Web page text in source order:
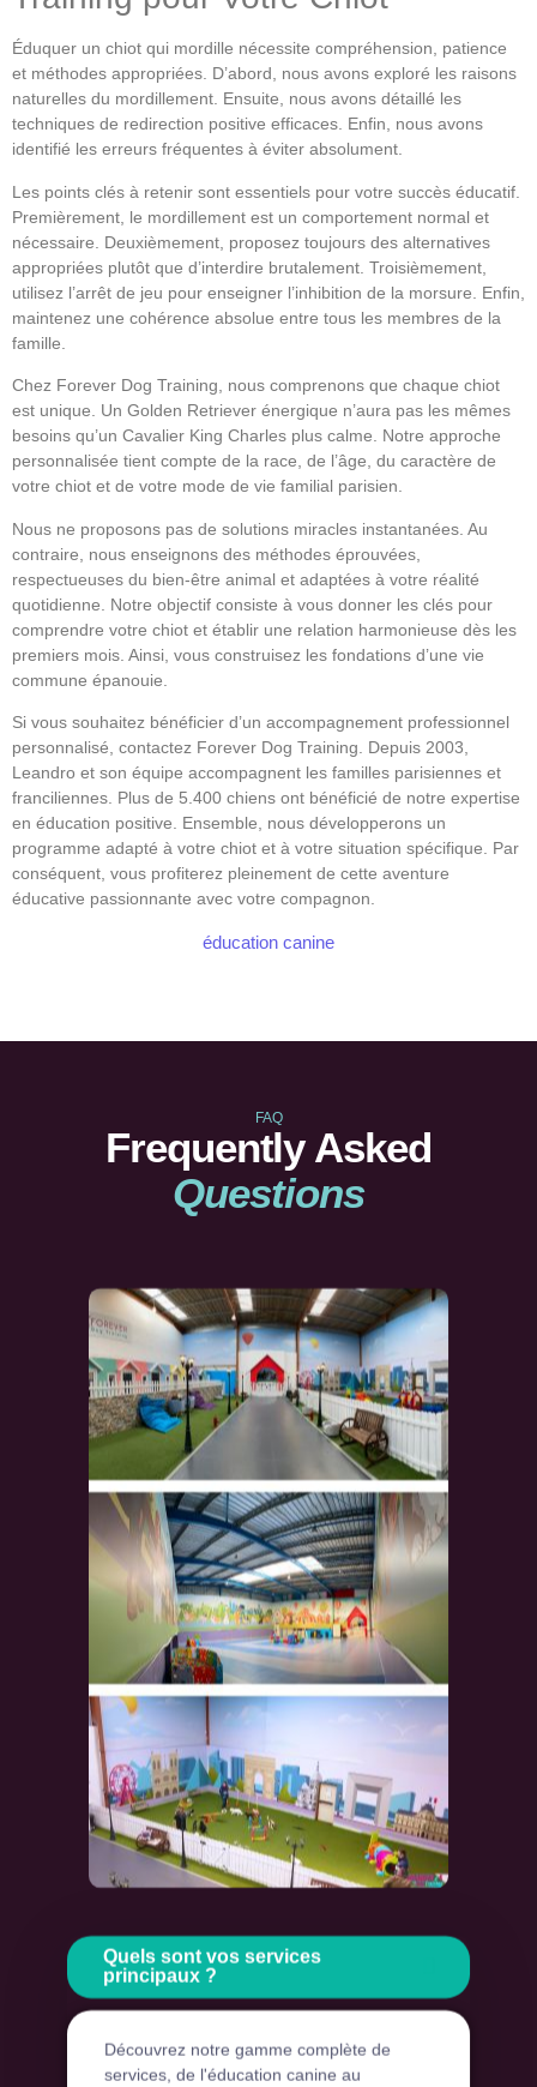
Éduquer un chiot qui mordille nécessite compréhension, patience
et méthodes appropriées. D’abord, nous avons exploré les raisons
naturelles du mordillement. Ensuite, nous avons détaillé les
techniques de redirection positive efficaces. Enfin, nous avons
identifié les erreurs fréquentes à éviter absolument.
Les points clés à retenir sont essentiels pour votre succès éducatif.
Premièrement, le mordillement est un comportement normal et
nécessaire. Deuxièmement, proposez toujours des alternatives
appropriées plutôt que d’interdire brutalement. Troisièmement,
utilisez l’arrêt de jeu pour enseigner l’inhibition de la morsure. Enfin,
maintenez une cohérence absolue entre tous les membres de la
famille.
Chez Forever Dog Training, nous comprenons que chaque chiot
est unique. Un Golden Retriever énergique n’aura pas les mêmes
besoins qu’un Cavalier King Charles plus calme. Notre approche
personnalisée tient compte de la race, de l’âge, du caractère de
votre chiot et de votre mode de vie familial parisien.
Nous ne proposons pas de solutions miracles instantanées. Au
contraire, nous enseignons des méthodes éprouvées,
respectueuses du bien-être animal et adaptées à votre réalité
quotidienne. Notre objectif consiste à vous donner les clés pour
comprendre votre chiot et établir une relation harmonieuse dès les
premiers mois. Ainsi, vous construisez les fondations d’une vie
commune épanouie.
Si vous souhaitez bénéficier d’un accompagnement professionnel
personnalisé, contactez Forever Dog Training. Depuis 2003,
Leandro et son équipe accompagnent les familles parisiennes et
franciliennes. Plus de 5.400 chiens ont bénéficié de notre expertise
en éducation positive. Ensemble, nous développerons un
programme adapté à votre chiot et à votre situation spécifique. Par
conséquent, vous profiterez pleinement de cette aventure
éducative passionnante avec votre compagnon.
éducation canine
FAQ
Frequently Asked
Questions
Quels sont vos services
principaux ?
Découvrez notre gamme complète de
services, de l'éducation canine au